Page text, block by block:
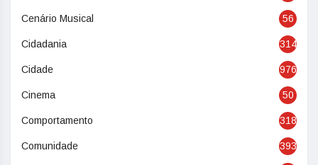
Cenário Musical 56
Cidadania 314
Cidade 976
Cinema 50
Comportamento 318
Comunidade 393